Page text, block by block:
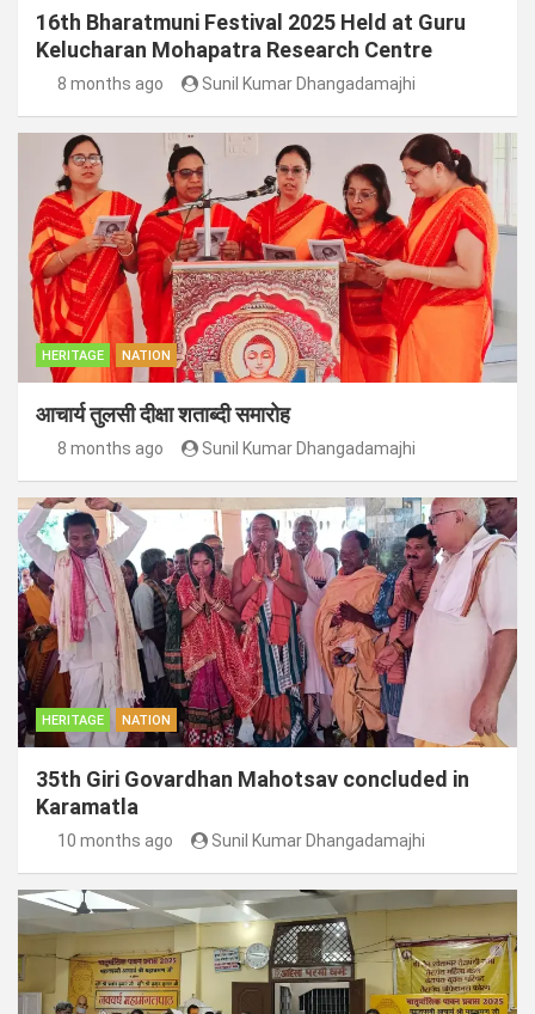
16th Bharatmuni Festival 2025 Held at Guru
Kelucharan Mohapatra Research Centre
8 months ago Sunil Kumar Dhangadamajhi
HERITAGE NATION
आचार्य तुलसी दीक्षा शताब्दी समारोह
8 months ago Sunil Kumar Dhangadamajhi
HERITAGE NATION
35th Giri Govardhan Mahotsav concluded in
Karamatla
10 months ago Sunil Kumar Dhangadamajhi